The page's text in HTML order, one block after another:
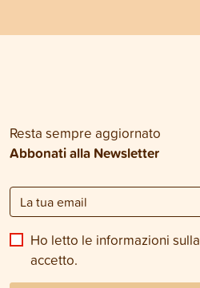
Resta sempre aggiornato
Abbonati alla Newsletter
Ho letto le informazioni sulla
accetto.